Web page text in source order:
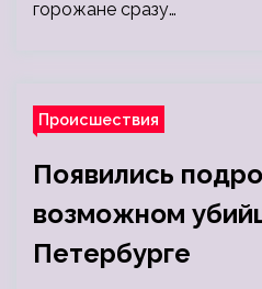
горожане сразу…
Происшествия
Появились
возможном
Петербурге